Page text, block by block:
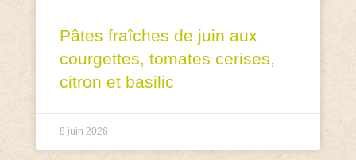
Pâtes fraîches de juin aux
courgettes, tomates cerises,
citron et basilic
8 juin 2026